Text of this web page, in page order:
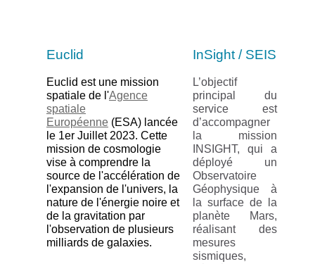
Euclid
Euclid est une mission
spatiale de l'Agence
spatiale
Européenne (ESA) lancée
le 1er Juillet 2023. Cette
mission de cosmologie
vise à comprendre la
source de l'accélération de
l'expansion de l'univers, la
nature de l'énergie noire et
de la gravitation par
l'observation de plusieurs
milliards de galaxies.
InSight / SEIS
L’objectif
principal du
service est
d’accompagner
la mission
INSIGHT, qui a
déployé un
Observatoire
Géophysique à
la surface de la
planète Mars,
réalisant des
mesures
sismiques,